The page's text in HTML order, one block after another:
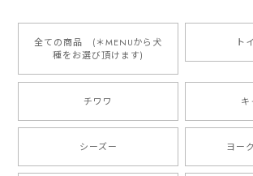
とっても可愛くて、わんちゃんの名前や
りやすくて最高です！ ありがとうござ
ご縁がありましたら、またよろしくお
全ての商品 (＊MENUから犬
種をお選び頂けます)
ト
チワワ キ
シーズー ヨー